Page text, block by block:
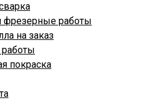
фрезерные работы
на заказ
покраска